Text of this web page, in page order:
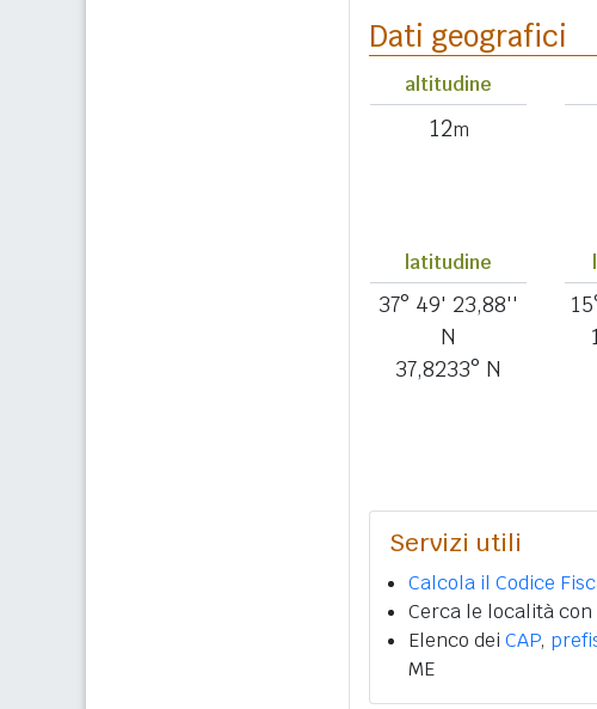
Dati geografici
altitudine
12m
latitudine
37° 49' 23,88''
N
37,8233° N
Servizi utili
Calcola il Codice
Cerca le località con
Elenco dei CAP,
ME